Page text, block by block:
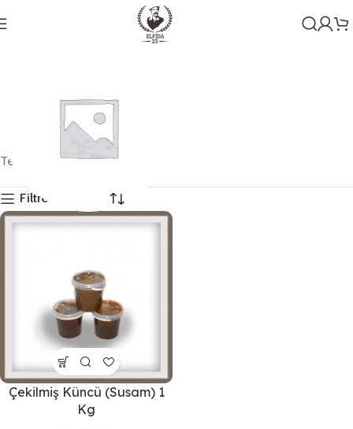
Tek bir sonuç gösteriliyor
Filtreleri Göster
Çekilmiş Küncü (Susam) 1
Kg